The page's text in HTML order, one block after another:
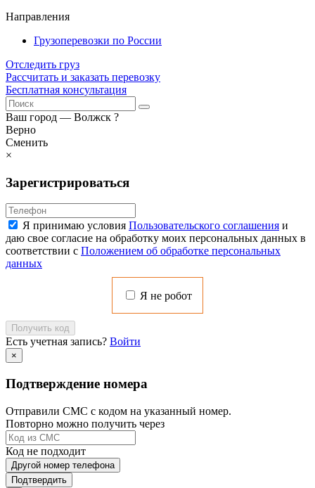
Направления
Грузоперевозки по России
Отследить груз
Рассчитать и заказать перевозку
Бесплатная консультация
Ваш город — Волжск ?
Верно
Сменить
×
Зарегистрироваться
Я принимаю условия Пользовательского соглашения и
даю свое согласие на обработку моих персональных данных в
соответствии с Положением об обработке персональных
данных
Я не робот
Получить код
Есть учетная запись? Войти
×
Подтверждение номера
Отправили СМС с кодом на указанный номер.
Повторно можно получить через
Код не подходит
Другой номер телефона
Подтвердить